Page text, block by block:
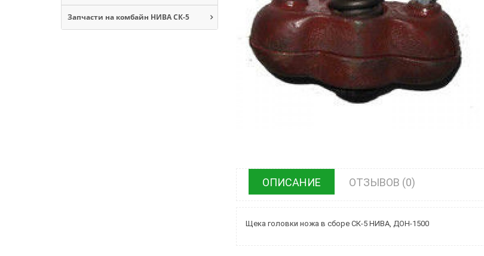
Запчасти на комбайн НИВА СК-5
ОПИСАНИЕ ОТЗЫВОВ (0)
Щека головки ножа в сборе СК-5 НИВА, ДОН-1500